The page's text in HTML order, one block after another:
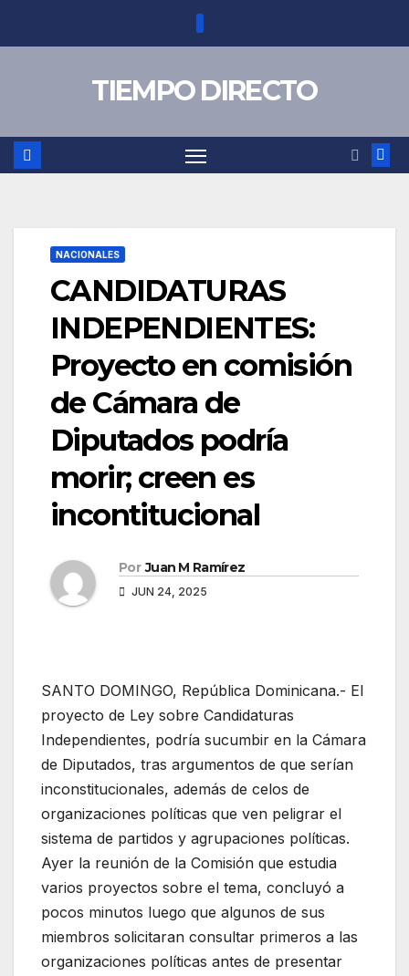
TIEMPO DIRECTO
NACIONALES
CANDIDATURAS
INDEPENDIENTES:
Proyecto en comisión
de Cámara de
Diputados podría
morir; creen es
incontitucional
Por Juan M Ramírez
JUN 24, 2025
SANTO DOMINGO, República Dominicana.- El
proyecto de Ley sobre Candidaturas
Independientes, podría sucumbir en la Cámara
de Diputados, tras argumentos de que serían
inconstitucionales, además de celos de
organizaciones políticas que ven peligrar el
sistema de partidos y agrupaciones políticas.
Ayer la reunión de la Comisión que estudia
varios proyectos sobre el tema, concluyó a
pocos minutos luego que algunos de sus
miembros solicitaran consultar primeros a las
organizaciones políticas antes de presentar